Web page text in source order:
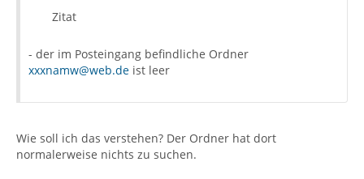
Zitat
- der im Posteingang befindliche Ordner
xxxnamw@web.de ist leer
Wie soll ich das verstehen? Der Ordner hat dort
normalerweise nichts zu suchen.